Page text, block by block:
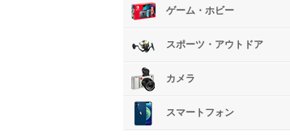
ゲーム・ホビー
スポーツ・アウトドア
カメラ
スマートフォン